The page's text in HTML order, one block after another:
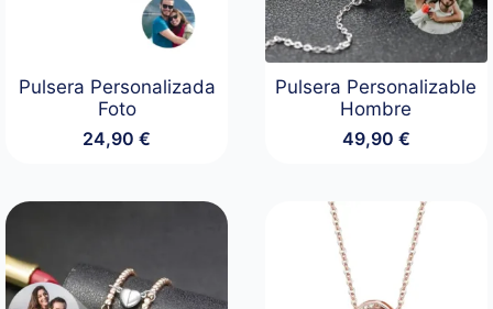
Pulsera Personalizada
Foto
24,90€
Pulsera Personalizable
Hombre
49,90 €